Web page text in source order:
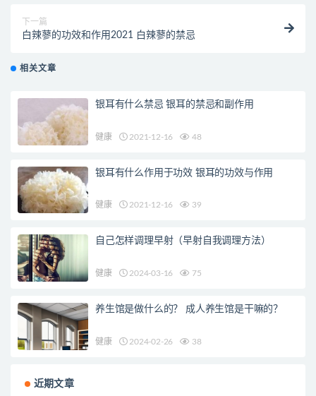
下一篇
白辣蓼的功效和作用2021 白辣蓼的禁忌
相关文章
银耳有什么禁忌 银耳的禁忌和副作用
健康 2021-12-16 48
银耳有什么作用于功效 银耳的功效与作用
健康 2021-12-16 39
自己怎样调理早射（早射自我调理方法）
健康 2024-03-16 75
养生馆是做什么的？ 成人养生馆是干嘛的？
健康 2024-02-26 38
近期文章